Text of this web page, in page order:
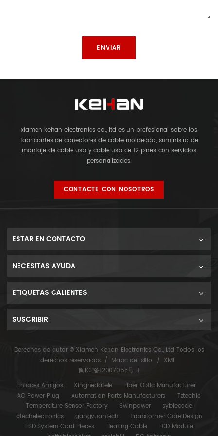
xiamen kehan electronics co., ltd es un profesional sobre los
fabricantes de conectores de cable moldeado, suministro de
montaje de cable usb y cable usb de 12 pines con servicios
personalizados.
CONTACTE CON NOSOTROS
ESTAR EN CONTACTO
NECESITAS AYUDA
ETIQUETAS CALIENTES
SUSCRIBIR
Derechos de autor © Xiamen Kehan Electronics Co., Ltd Todos los
derechos reservados. / Mapa del sitio / XML
闽ICP备12007055号-1
Enlaces Amigos :
Xinghedatele
Fiber Optic Manufacturer
AC Power Plug
Automation Parts Manufacturers
Tztechio
Temperature Sensor Factory
Swinpower
syblecode
dtechelectronics
gangyuantech
Transformer Core Design
ESD System Card Pieces
Heating Cable
LCD Module